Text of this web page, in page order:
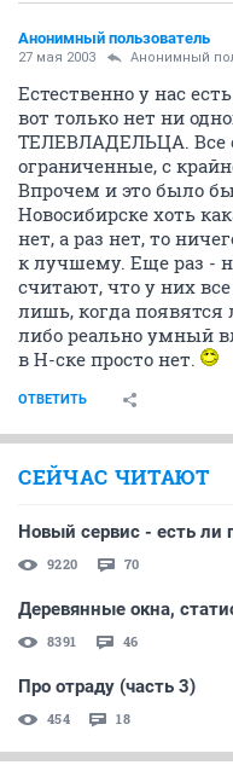
Анонимный пользователь
27 мая 2003 Анонимный
Естественно у нас
вот только нет ни
ТЕЛЕВЛАДЕЛЬЦА. Все
ограниченные, с
Впрочем и это было
Новосибирске хоть
нет, а раз нет, то
к лучшему. Еще раз -
считают, что у них
лишь, когда появятся
либо реально умный
в Н-ске просто нет.
ОТВЕТИТЬ
СЕЙЧАС ЧИТАЮТ
Новый сервис - есть ли
9220 70
Деревянные окна,
8391 46
Про отраду (часть 3)
454 18